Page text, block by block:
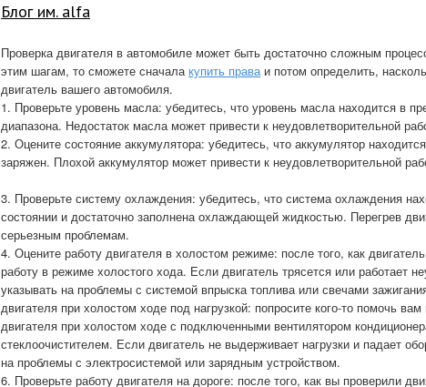
Блог им. alfa
Проверка двигателя в автомобиле может быть достаточно сложным
этим шагам, то сможете сначалакупить праваи потом определить,
двигатель вашего автомобиля.
1. Проверьте уровень масла: убедитесь, что уровень масла находится в
диапазона. Недостаток масла может привести к неудовлетворительной
2. Оцените состояние аккумулятора: убедитесь, что аккумулятор
заряжен. Плохой аккумулятор может привести к неудовлетворительной
3. Проверьте систему охлаждения: убедитесь, что система охлаждения
состоянии и достаточно заполнена охлаждающей жидкостью. Перегрев
серьезным проблемам.
4. Оцените работу двигателя в холостом режиме: после того, как двигатель
работу в режиме холостого хода. Если двигатель трясется или работает
указывать на проблемы с системой впрыска топлива или свечами
двигателя при холостом ходе под нагрузкой: попросите кого-то помочь вам
двигателя при холостом ходе с подключенными вентилятором
стеклоочистителем. Если двигатель не выдерживает нагрузки и падает
на проблемы с электросистемой или зарядным устройством.
6. Проверьте работу двигателя на дороге: после того, как вы проверили